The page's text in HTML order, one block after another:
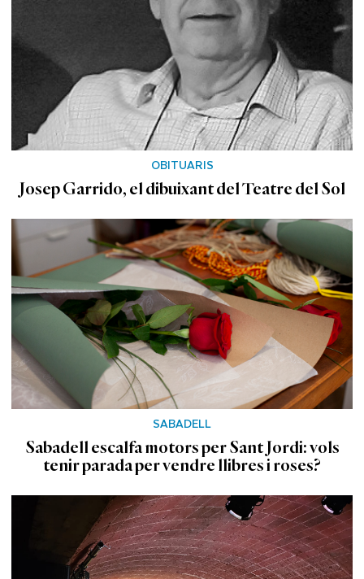
OBITUARIS
Josep Garrido, el dibuixant del Teatre del Sol
SABADELL
Sabadell escalfa motors per Sant Jordi: vols
tenir parada per vendre llibres i roses?